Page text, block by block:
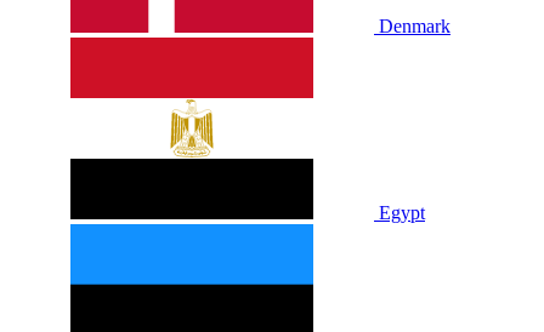
Denmark
Egypt